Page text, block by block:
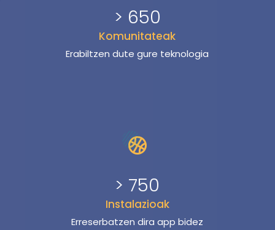
> 650
Komunitateak
Erabiltzen dute gure teknologia
> 750
Instalazioak
Erreserbatzen dira app bidez